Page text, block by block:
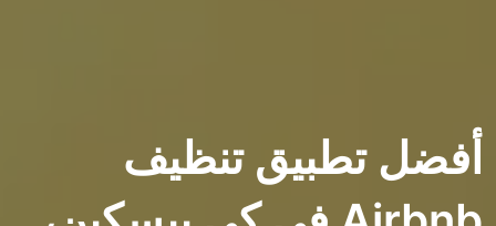
تطبيق تنظيف